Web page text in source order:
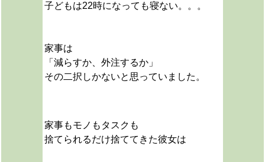
子どもは22時になっても寝ない。。。
家事は
「減らすか、外注するか」
その二択しかないと思っていました。
家事もモノもタスクも
捨てられるだけ捨ててきた彼女は